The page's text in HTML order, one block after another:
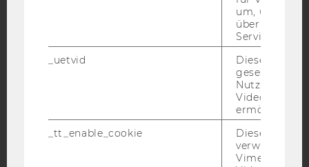
BARRIEREFREIHEITSERKLÄRUNG WEBSEITE
DATENSCHUTZERKLÄRUNG SOCIAL MEDIA
STUDIENBEWERBER*INNEN UND STUDIERENDE
um, um
über die
Service zu
_uetvid
Dieses
gesetzt, um
Nutzung des
Videoplayers
ermöglichen
_tt_enable_cookie
Dieses
verwendet,
Vimeo-